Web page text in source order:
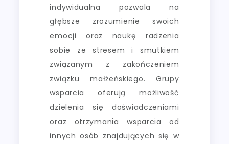
indywidualna pozwala na
głębsze zrozumienie swoich
emocji oraz naukę radzenia
sobie ze stresem i smutkiem
związanym z zakończeniem
związku małżeńskiego. Grupy
wsparcia oferują możliwość
dzielenia się doświadczeniami
oraz otrzymania wsparcia od
innych osób znajdujących się w